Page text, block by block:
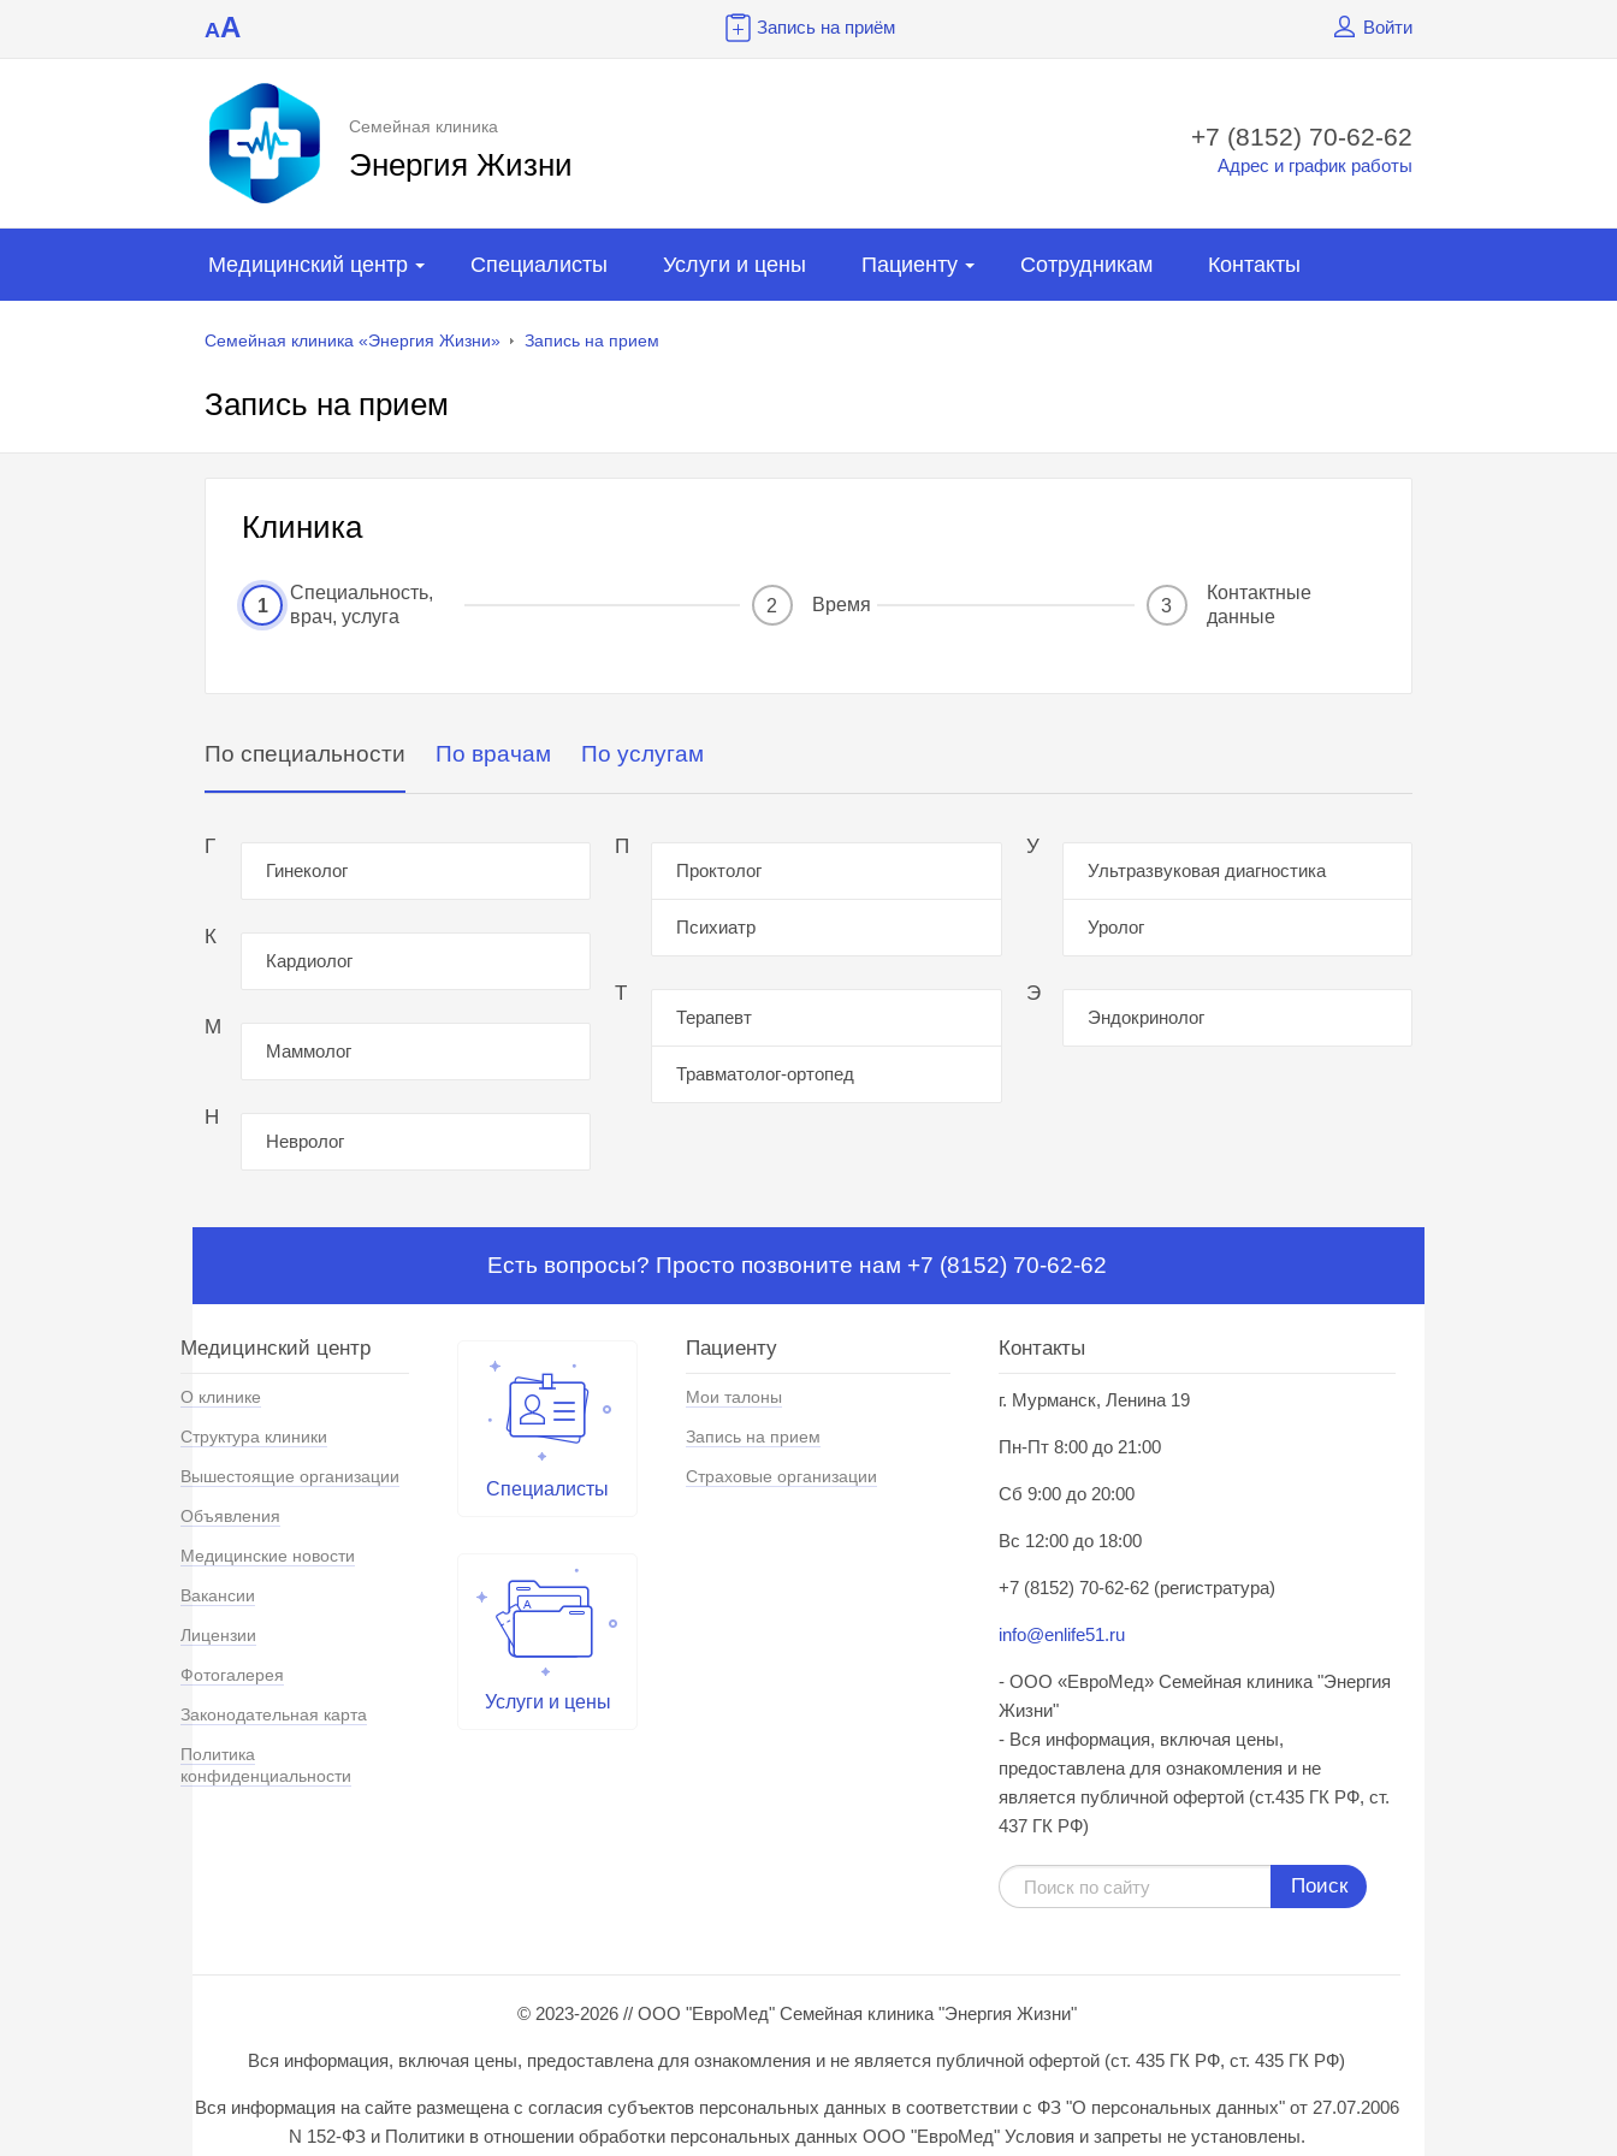
AA Запись на приём Войти
Семейная клиника
Энергия Жизни
+7 (8152) 70-62-62
Адрес и график работы
Медицинский центр Специалисты Услуги и цены Пациенту Сотрудникам Контакты
Семейная клиника «Энергия Жизни» Запись на прием
Запись на прием
Клиника
1
Специальность,
врач, услуга
2 Время 3
Контактные
данные
По специальности По врачам По услугам
Г
Гинеколог
К
Кардиолог
М
Маммолог
Н
Невролог
П
Проктолог
Психиатр
Т
Терапевт
Травматолог-ортопед
У
Ультразвуковая диагностика
Уролог
Э
Эндокринолог
Есть вопросы? Просто позвоните нам +7 (8152) 70-62-62
Медицинский центр
О клинике
Структура клиники
Вышестоящие организации
Объявления
Медицинские новости
Вакансии
Лицензии
Фотогалерея
Законодательная карта
Политика
конфиденциальности
Специалисты
Услуги и цены
Пациенту
Мои талоны
Запись на прием
Страховые организации
Контакты
г. Мурманск, Ленина 19
Пн-Пт 8:00 до 21:00
Сб 9:00 до 20:00
Вс 12:00 до 18:00
+7 (8152) 70-62-62 (регистратура)
info@enlife51.ru
- ООО «ЕвроМед» Семейная клиника "Энергия
Жизни"
- Вся информация, включая цены,
предоставлена для ознакомления и не
является публичной офертой (ст.435 ГК РФ, cт.
437 ГК РФ)
Поиск
© 2023-2026 // ООО "ЕвроМед" Семейная клиника "Энергия Жизни"
Вся информация, включая цены, предоставлена для ознакомления и не является публичной офертой (ст. 435 ГК РФ, ст. 435 ГК РФ)
Вся информация на сайте размещена с согласия субъектов персональных данных в соответствии с ФЗ "О персональных данных" от 27.07.2006
N 152-ФЗ и Политики в отношении обработки персональных данных ООО "ЕвроМед" Условия и запреты не установлены.